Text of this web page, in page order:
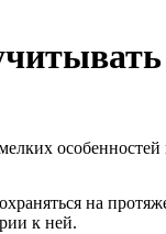
особенностей
на
к ней.